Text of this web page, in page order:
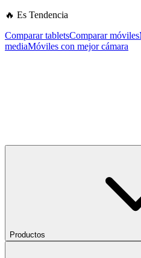
🔥 Es Tendencia
Comparar tabletsComparar móviles
mediaMóviles con mejor cámara
Productos